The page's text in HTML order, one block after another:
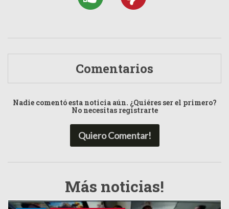
Comentarios
Nadie comentó esta noticia aún. ¿Quiéres ser el primero?
No necesitas registrarte
Quiero Comentar!
Más noticias!